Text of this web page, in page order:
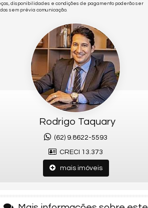
disponibilidades e condições de pagamento poderão ser
sem prévia comunicação.
Rodrigo Taquary
(62) 9.8622-5593
CRECI 13.373
mais imóveis